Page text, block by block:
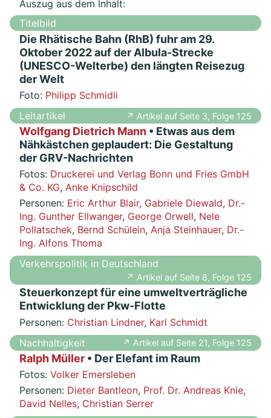
Auszug aus dem Inhalt:
Titelbild
Die Rhätische Bahn (RhB) fuhr am 29.
Oktober 2022 auf der Albula-Strecke
(UNESCO-Welterbe) den längten Reisezug
der Welt
Foto: Philipp Schmidli
Leitartikel
↗ Artikel auf Seite 3, Folge 125
Wolfgang Dietrich Mann• Etwas aus dem
Nähkästchen geplaudert: Die Gestaltung
der GRV-Nachrichten
Fotos: Druckerei und Verlag Bonn und Fries GmbH
& Co. KG, Anke Knipschild
Personen: Eric Arthur Blair, Gabriele Diewald, Dr.-
Ing. Gunther Ellwanger, George Orwell, Nele
Pollatschek, Bernd Schülein, Anja Steinhauer, Dr.-
Ing. Alfons Thoma
Verkehrspolitik in Deutschland
↗ Artikel auf Seite 8, Folge 125
Steuerkonzept für eine umweltverträgliche
Entwicklung der Pkw-Flotte
Personen: Christian Lindner, Karl Schmidt
Nachhaltigkeit
↗ Artikel auf Seite 21, Folge 125
Ralph Müller• Der Elefant im Raum
Fotos: Volker Emersleben
Personen: Dieter Bantleon, Prof. Dr. Andreas Knie,
David Nelles, Christian Serrer